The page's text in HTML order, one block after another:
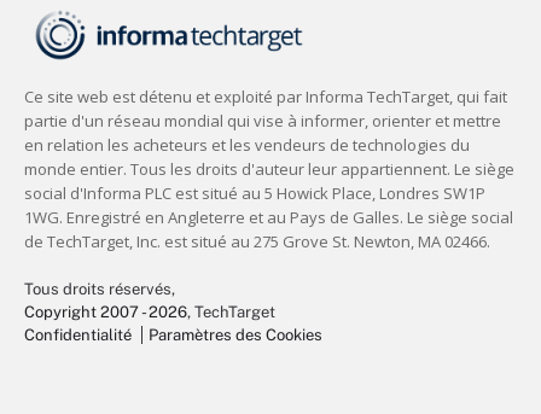
Tous droits réservés,
Copyright 2007 - 2026, TechTarget
Confidentialité
Paramètres des Cookies